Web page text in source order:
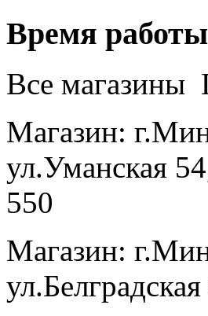
Время работы
Все
Магазин:
ул.Уманская
550
Магазин: